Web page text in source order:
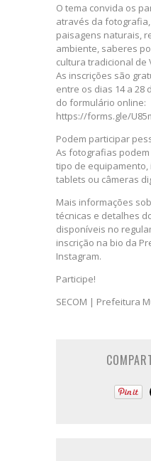
O tema convida os
através da
paisagens naturais,
ambiente, saberes
cultura tradicional de
As inscrições são
entre os dias 14 a 28
do formulário online:
https://forms.gle/
Podem participar
As fotografias
tipo de
tablets ou câmeras
Mais informações
técnicas e detalhes
disponíveis no
inscrição na bio da
Instagram.
Participe!
SECOM | Prefeitura